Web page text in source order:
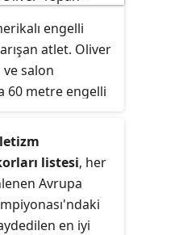
engelli
atlet. Oliver
salon
60 metre engelli
listesi, her
Avrupa
en iyi